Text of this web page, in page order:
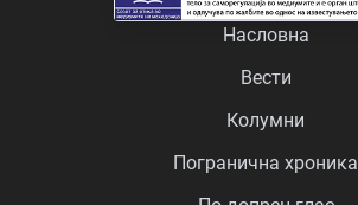
Насловна
Вести
Колумни
Погранична хроника